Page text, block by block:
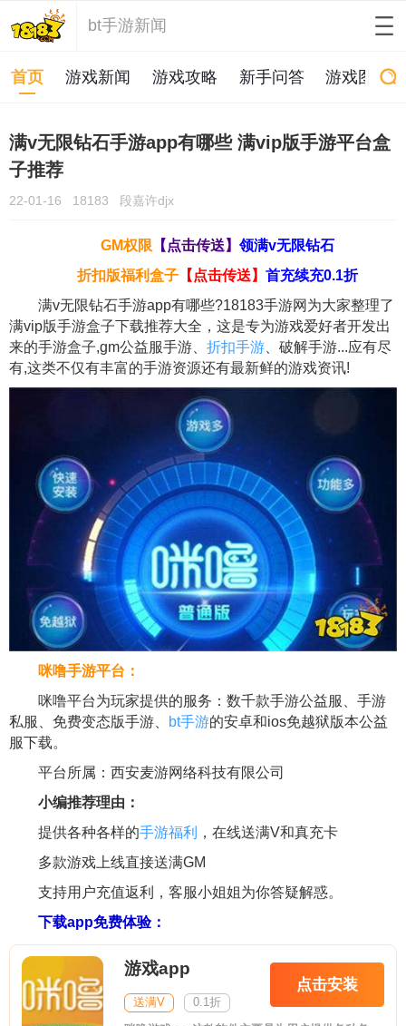
bt手游新闻
首页 游戏新闻 游戏攻略 新手问答 游戏图片
满v无限钻石手游app有哪些 满vip版手游平台盒
子推荐
22-01-16 18183 段嘉许djx
GM权限 【点击传送】 领满v无限钻石
折扣版福利盒子 【点击传送】 首充续充0.1折
满v无限钻石手游app有哪些?18183手游网为大家整理了
满vip版手游盒子下载推荐大全，这是专为游戏爱好者开发出
来的手游盒子,gm公益服手游、 折扣手游 、破解手游...应有尽
有,这类不仅有丰富的手游资源还有最新鲜的游戏资讯!
咪噜手游平台：
咪噜平台为玩家提供的服务：数千款手游公益服、手游
私服、免费变态版手游、
bt手游的安卓和ios免越狱版本公益
服下载。
平台所属：西安麦游网络科技有限公司
小编推荐理由：
提供各种各样的手游福利
，在线送满V和真充卡
多款游戏上线直接送满GM
支持用户充值返利，客服小姐姐为你答疑解惑。
下载app免费体验：
游戏app
送满V 0.1折
点击安装